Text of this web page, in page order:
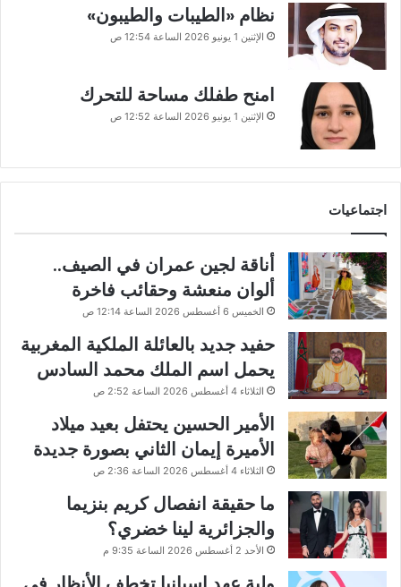
نظام «الطيبات والطيبون»
الإثنين 1 يونيو 2026 الساعة 12:54 ص
امنح طفلك مساحة للتحرك
الإثنين 1 يونيو 2026 الساعة 12:52 ص
اجتماعيات
أناقة لجين عمران في الصيف..
ألوان منعشة وحقائب فاخرة
الخميس 6 أغسطس 2026 الساعة 12:14 ص
حفيد جديد بالعائلة الملكية المغربية
يحمل اسم الملك محمد السادس
الثلاثاء 4 أغسطس 2026 الساعة 2:52 ص
الأمير الحسين يحتفل بعيد ميلاد
الأميرة إيمان الثاني بصورة جديدة
الثلاثاء 4 أغسطس 2026 الساعة 2:36 ص
ما حقيقة انفصال كريم بنزيما
والجزائرية لينا خضري؟
الأحد 2 أغسطس 2026 الساعة 9:35 م